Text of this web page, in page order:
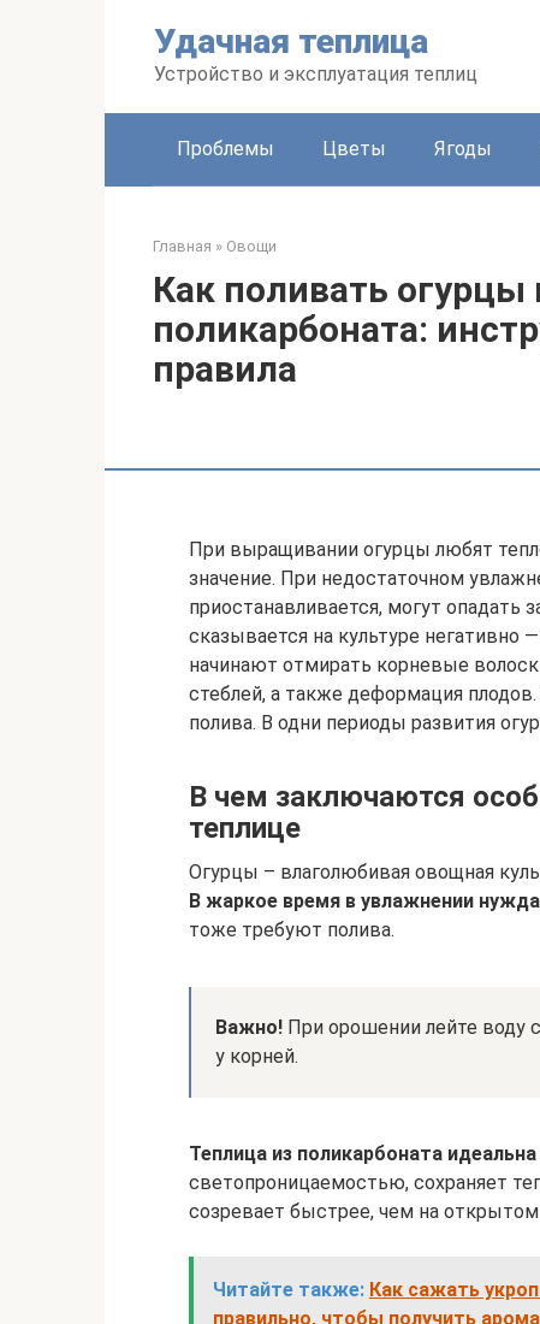
Удачная теплица
Устройство и эксплуатация теплиц
Проблемы Цветы Ягоды
Главная » Овощи
Как поливать огурцы
поликарбоната:
правила
При выращивании огурцы любят
значение. При недостаточном
приостанавливается, могут
сказывается на культуре негативно
начинают отмирать корневые
стеблей, а также деформация
полива. В одни периоды развития
В чем заключаются
теплице
Огурцы – влаголюбивая овощная
В жаркое время в увлажнении
тоже требуют полива.
Важно! При орошении лейте воду
у корней.
Теплица из поликарбоната
светопроницаемостью, сохраняет
созревает быстрее, чем на открытом
Читайте также: Как сажать
правильно, чтобы получить